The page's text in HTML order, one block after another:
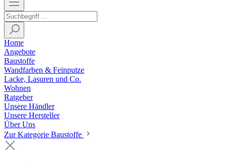
Home
Angebote
Baustoffe
Wandfarben & Feinputze
Lacke, Lasuren und Co.
Wohnen
Ratgeber
Unsere Händler
Unsere Hersteller
Über Uns
Zur Kategorie Baustoffe